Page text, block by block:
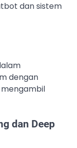
dan sistem
dengan
dan Deep